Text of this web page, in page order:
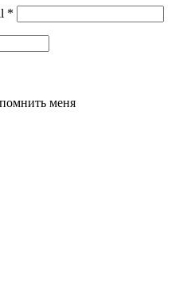
*
меня